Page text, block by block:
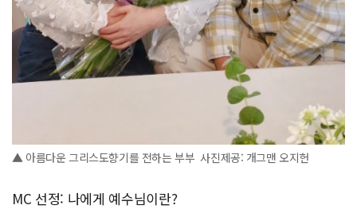
▲ 아름다운 그리스도향기를 전하는 부부 사진제공: 개그맨 오지헌
MC 선정: 나에게 예수님이란?